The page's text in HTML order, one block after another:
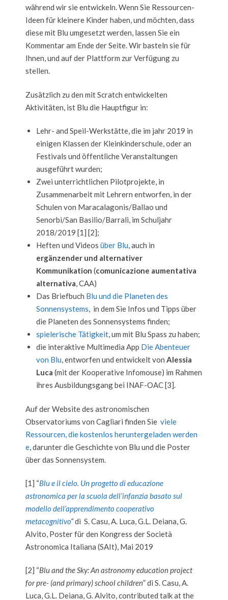
während wir sie entwickeln. Wenn Sie Ressourcen-
Ideen für kleinere Kinder haben, und möchten, dass
diese mit Blu umgesetzt werden, lassen Sie ein
Kommentar am Ende der Seite. Wir basteln sie für
Ihnen, und auf der Plattform zur Verfügung zu
stellen.
Zusätzlich zu den mit Scratch entwickelten
Aktivitäten, ist Blu die Hauptfigur in:
Lehr- and Speil-Werkstätte, die im jahr 2019 in
einigen Klassen der Kleinkinderschule, oder an
Festivals und öffentliche Veranstaltungen
ausgeführt wurden;
Zwei unterrichtlichen Pilotprojekte, in
Zusammenarbeit mit Lehrern entworfen, in der
Schulen von Maracalagonis/Ballao und
Senorbì/San Basilio/Barrali, im Schuljahr
2018/2019 [1] [2];
Heften und Videosüber Blu, auch in
ergänzender und alternativer
Kommunikation (comunicazione aumentativa
alternativa, CAA)
Das Briefbuch Blu und die Planeten des
Sonnensystems, in dem Sie Infos und Tipps über
die Planeten des Sonnensystems finden;
spielerische Tätigkeit, um mit Blu Spass zu haben;
die interaktive Multimedia App Die Abenteuer
von Blu, entworfen und entwickelt vonAlessia
Luca (mit der Kooperative Infomouse) im Rahmen
ihres Ausbildungsgang bei INAF-OAC [3].
Auf der Website des astronomischen
Observatoriums von Cagliari finden Sie viele
Ressourcen, die kostenlos heruntergeladen werden
e, darunter die Geschichte von Blu und die Poster
über das Sonnensystem.
[1] “Blu e il cielo. Un progetto di educazione
astronomica per la scuola dell’infanzia basato sul
modello dell’apprendimento cooperativo
metacognitivo“di S. Casu, A. Luca, G.L. Deiana, G.
Alvito, Poster für den Kongress der Società
Astronomica Italiana (SAIt), Mai 2019
[2] “Blu and the Sky: An astronomy education project
for pre- (and primary) school children” di S. Casu, A.
Luca, G.L. Deiana, G. Alvito, contributed talk at the